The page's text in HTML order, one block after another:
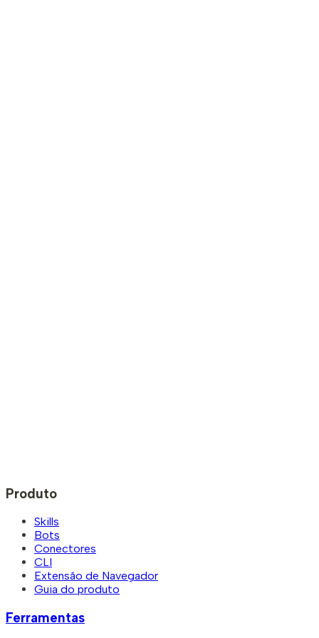
Produto
Skills
Bots
Conectores
CLI
Extensão de Navegador
Guia do produto
Ferramentas